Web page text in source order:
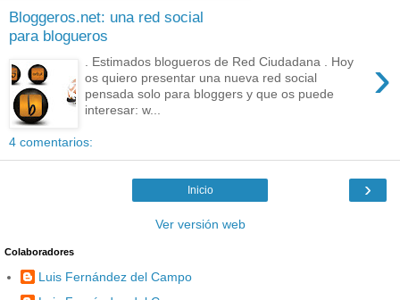
Bloggeros.net: una red social
para blogueros
›
. Estimados blogueros de Red Ciudadana . Hoy
os quiero presentar una nueva red social
pensada solo para bloggers y que os puede
interesar: w...
4 comentarios:
›
Inicio
Ver versión web
Colaboradores
Luis Fernández del Campo